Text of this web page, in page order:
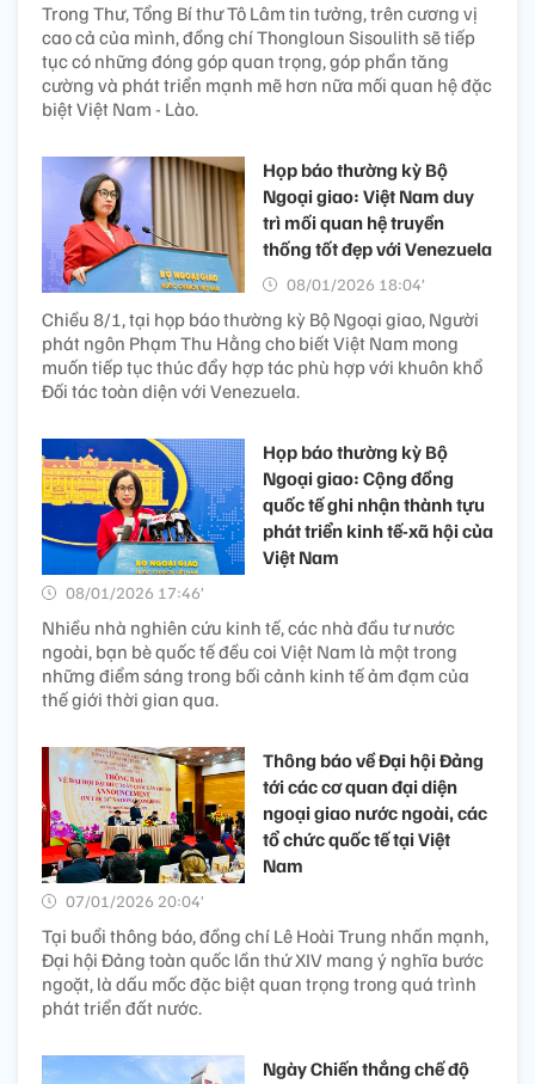
Trong Thư, Tổng Bí thư Tô Lâm tin tưởng, trên cương vị
cao cả của mình, đồng chí Thongloun Sisoulith sẽ tiếp
tục có những đóng góp quan trọng, góp phần tăng
cường và phát triển mạnh mẽ hơn nữa mối quan hệ đặc
biệt Việt Nam - Lào.
Họp báo thường kỳ Bộ
Ngoại giao: Việt Nam duy
trì mối quan hệ truyền
thống tốt đẹp với Venezuela
08/01/2026 18:04’
Chiều 8/1, tại họp báo thường kỳ Bộ Ngoại giao, Người
phát ngôn Phạm Thu Hằng cho biết Việt Nam mong
muốn tiếp tục thúc đẩy hợp tác phù hợp với khuôn khổ
Đối tác toàn diện với Venezuela.
Họp báo thường kỳ Bộ
Ngoại giao: Cộng đồng
quốc tế ghi nhận thành tựu
phát triển kinh tế-xã hội của
Việt Nam
08/01/2026 17:46’
Nhiều nhà nghiên cứu kinh tế, các nhà đầu tư nước
ngoài, bạn bè quốc tế đều coi Việt Nam là một trong
những điểm sáng trong bối cảnh kinh tế ảm đạm của
thế giới thời gian qua.
Thông báo về Đại hội Đảng
tới các cơ quan đại diện
ngoại giao nước ngoài, các
tổ chức quốc tế tại Việt
Nam
07/01/2026 20:04’
Tại buổi thông báo, đồng chí Lê Hoài Trung nhấn mạnh,
Đại hội Đảng toàn quốc lần thứ XIV mang ý nghĩa bước
ngoặt, là dấu mốc đặc biệt quan trọng trong quá trình
phát triển đất nước.
Ngày Chiến thắng chế độ